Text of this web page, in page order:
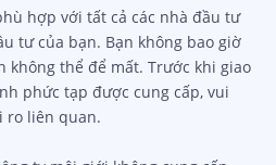
hợp với tất cả các nhà đầu tư
tư của bạn. Bạn không bao giờ
không thể để mất. Trước khi giao
phức tạp được cung cấp, vui
ro liên quan.